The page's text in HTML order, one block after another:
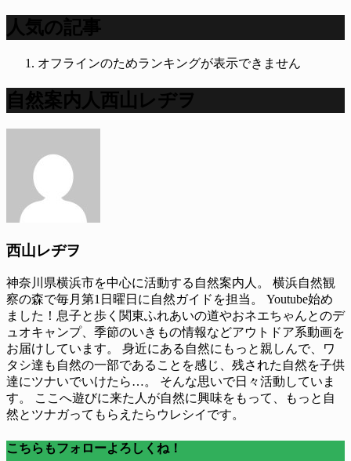
人気の記事
オフラインのためランキングが表示できません
自然案内人西山レヂヲ
西山レヂヲ
神奈川県横浜市を中心に活動する自然案内人。 横浜自然観
察の森で毎月第1日曜日に自然ガイドを担当。 Youtube始め
ました！息子と歩く関東ふれあいの道やおネエちゃんとのデ
ュオキャンプ、季節のいきもの情報などアウトドア系動画を
お届けしています。 身近にある自然にもっと親しんで、ワ
タシ達も自然の一部であることを感じ、残された自然を子供
達にツナいでいけたら…。 そんな思いで日々活動していま
す。 ここへ遊びに来た人が自然に興味をもって、もっと自
然とツナガってもらえたらウレシイです。
こちらもフォローよろしくね！